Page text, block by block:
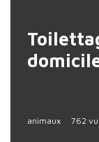
animaux 762